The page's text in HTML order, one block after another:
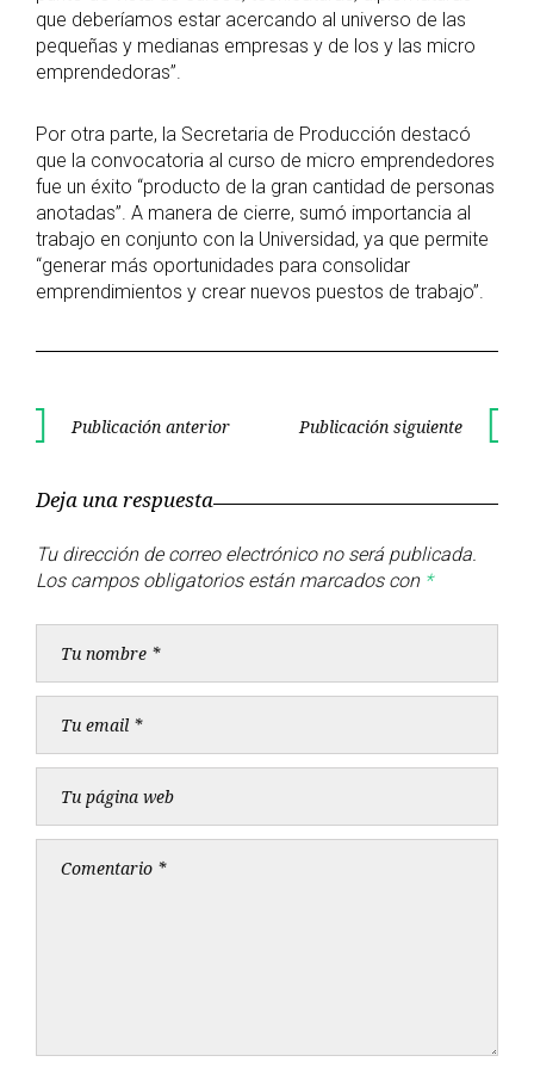
que deberíamos estar acercando al universo de las
pequeñas y medianas empresas y de los y las micro
emprendedoras”.
Por otra parte, la Secretaria de Producción destacó
que la convocatoria al curso de micro emprendedores
fue un éxito “producto de la gran cantidad de personas
anotadas”. A manera de cierre, sumó importancia al
trabajo en conjunto con la Universidad, ya que permite
“generar más oportunidades para consolidar
emprendimientos y crear nuevos puestos de trabajo”.
Navegación
entradas
Publicación anterior Publicación siguiente
Deja una respuesta
Tu dirección de correo electrónico no será publicada.
Los campos obligatorios están marcados con *